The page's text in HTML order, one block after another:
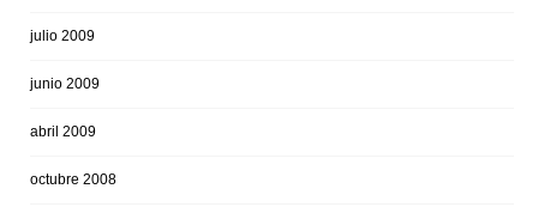
julio 2009
junio 2009
abril 2009
octubre 2008